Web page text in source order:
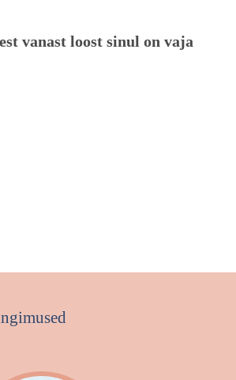
vanast loost sinul on vaja